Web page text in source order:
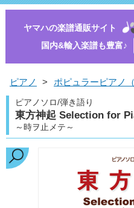
ヤマハの楽譜通販サイト
国内&輸入楽譜も豊富♪
ピアノ > ポピュラーピアノ（
ピアノソロ/弾き語り
東方神起 Selection for
～時ヲ止メテ～